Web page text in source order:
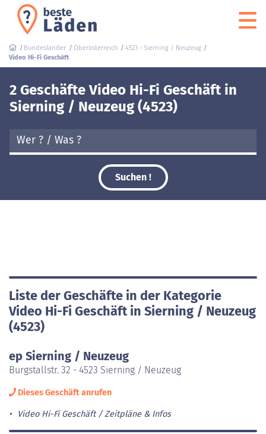
Bundesländer Oberösterreich
4523 - Sierning / Neuzeug
Video Hi-Fi Geschäft
2 Geschäfte Video Hi-Fi Geschäft in
Sierning / Neuzeug (4523)
Suchen !
Liste der Geschäfte in der Kategorie
Video Hi-Fi Geschäft in Sierning / Neuzeug
(4523)
ep Sierning / Neuzeug
Burgstallstr. 32 - 4523 Sierning / Neuzeug
Dieses Geschäft anrufen
Video Hi-Fi Geschäft Zeitpläne & Infos